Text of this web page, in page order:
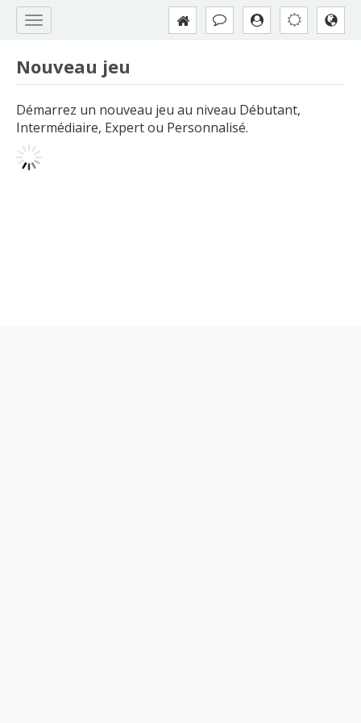
Nouveau jeu
Démarrez un nouveau jeu au niveau Débutant,
Intermédiaire, Expert ou Personnalisé.